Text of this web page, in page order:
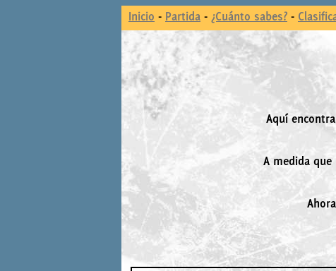
Inicio - Partida - ¿Cuánto sabes? -
Aquí
A medida